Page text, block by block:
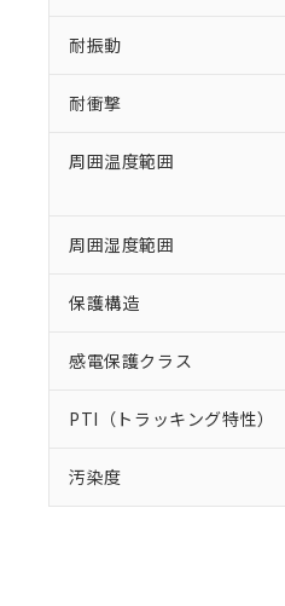
耐振動
耐衝撃
周囲温度範囲
周囲湿度範囲
保護構造
感電保護クラス
PTI（トラッキング特性）
汚染度